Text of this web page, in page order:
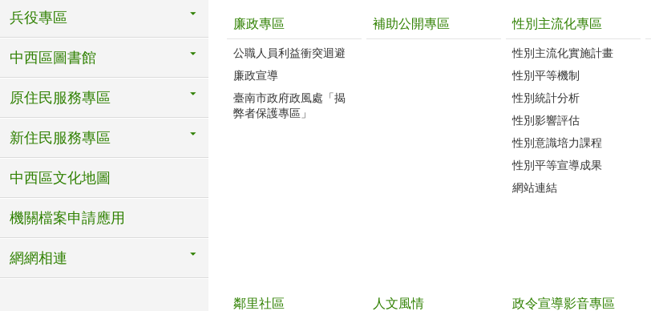
兵役專區
中西區圖書館
原住民服務專區
新住民服務專區
中西區文化地圖
機關檔案申請應用
網網相連
廉政專區
公職人員利益衝突迴避
廉政宣導
臺南市政府政風處「揭
弊者保護專區」
補助公開專區 性別主流化專區
性別主流化實施計畫
性別平等機制
性別統計分析
性別影響評估
性別意識培力課程
性別平等宣導成果
網站連結
鄰里社區 人文風情 政令宣導影音專區